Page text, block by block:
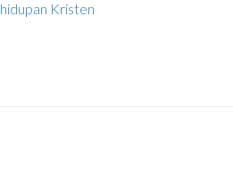
Kristen